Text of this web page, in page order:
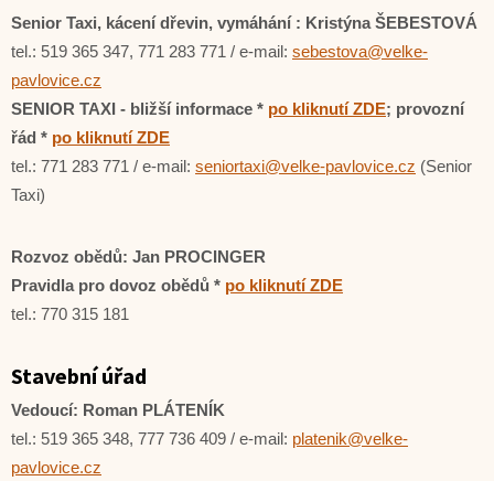
Senior Taxi, kácení dřevin, vymáhání: Kristýna ŠEBESTOVÁ
tel.: 519 365 347, 771 283 771 / e-mail: sebestova@velke-
pavlovice.cz
SENIOR TAXI - bližší informace * po kliknutí ZDE; provozní
řád * po kliknutí ZDE
tel.: 771 283 771 / e-mail: seniortaxi@velke-pavlovice.cz (Senior
Taxi)
Rozvoz obědů: Jan PROCINGER
Pravidla pro dovoz obědů * po kliknutí ZDE
tel.: 770 315 181
Stavební úřad
Vedoucí: Roman PLÁTENÍK
tel.: 519 365 348, 777 736 409 / e-mail: platenik@velke-
pavlovice.cz